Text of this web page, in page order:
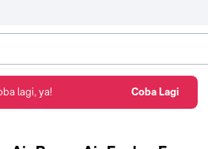
lagi, ya! Coba Lagi